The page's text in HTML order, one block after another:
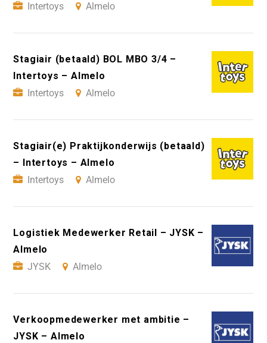
Intertoys
Almelo
Stagiair (betaald) BOL MBO 3/4 –
Intertoys – Almelo
Intertoys
Almelo
Stagiair(e) Praktijkonderwijs (betaald)
– Intertoys – Almelo
Intertoys
Almelo
Logistiek Medewerker Retail – JYSK –
Almelo
JYSK
Almelo
Verkoopmedewerker met ambitie –
JYSK – Almelo